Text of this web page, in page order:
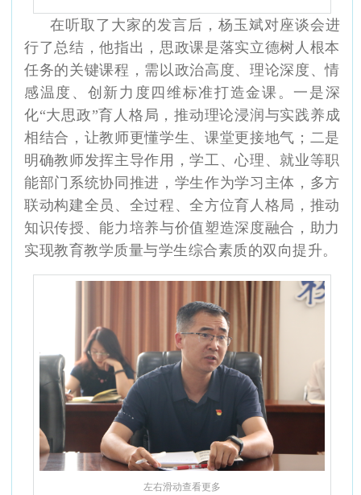
在听取了大家的发言后，杨玉斌对座谈会进
行了总结，他指出，思政课是落实立德树人根本
任务的关键课程，需以政治高度、理论深度、情
感温度、创新力度四维标准打造金课。一是深
化“大思政”育人格局，推动理论浸润与实践养成
相结合，让教师更懂学生、课堂更接地气；二是
明确教师发挥主导作用，学工、心理、就业等职
能部门系统协同推进，学生作为学习主体，多方
联动构建全员、全过程、全方位育人格局，推动
知识传授、能力培养与价值塑造深度融合，助力
实现教育教学质量与学生综合素质的双向提升。
左右滑动查看更多